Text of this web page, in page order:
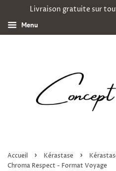
Livraison gratuite sur
Menu
Accueil › Kérastase ›
Chroma Respect - Format Voyage